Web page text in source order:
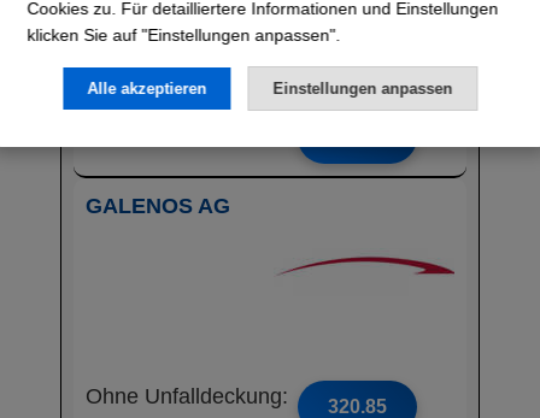
Ohne Unfalldeckung: 308.55
GALENOS AG
Ohne Unfalldeckung: 320.85
Cookies zu. Für detailliertere Informationen und Einstellungen
klicken Sie auf "Einstellungen anpassen".
Alle akzeptieren Einstellungen anpassen